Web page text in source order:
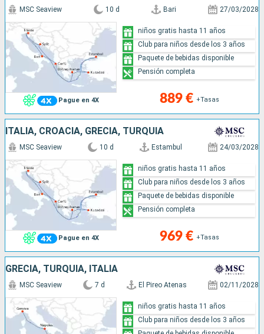
Pague en 4X
MSC Seaview 10 d Bari 27/03/2028
889 € +Tasas
niños gratis hasta 11 años
Club para niños desde los 3 años
Paquete de bebidas disponible
Pensión completa
ITALIA, CROACIA, GRECIA, TURQUÍA
Pague en 4X
MSC Seaview 10 d Estambul 24/03/2028
969 € +Tasas
niños gratis hasta 11 años
Club para niños desde los 3 años
Paquete de bebidas disponible
Pensión completa
GRECIA, TURQUÍA, ITALIA
MSC Seaview 7 d El Pireo Atenas 02/11/2028
niños gratis hasta 11 años
Club para niños desde los 3 años